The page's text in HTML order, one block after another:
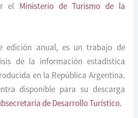
el Ministerio de Turismo de la
edición anual, es un trabajo de
de la información estadística
en la República Argentina.
disponible para su descarga
de Desarrollo Turístico.